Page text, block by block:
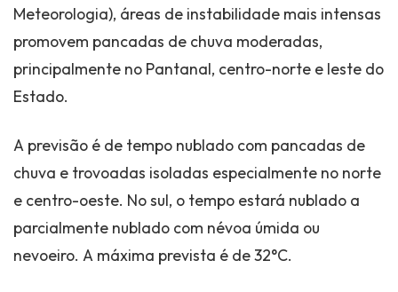
Meteorologia), áreas de instabilidade mais intensas
promovem pancadas de chuva moderadas,
principalmente no Pantanal, centro-norte e leste do
Estado.
A previsão é de tempo nublado com pancadas de
chuva e trovoadas isoladas especialmente no norte
e centro-oeste. No sul, o tempo estará nublado a
parcialmente nublado com névoa úmida ou
nevoeiro. A máxima prevista é de 32°C.